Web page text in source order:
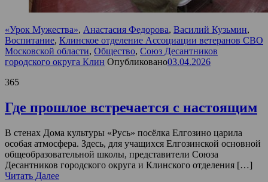
«Урок Мужества», Анастасия Федорова, Василий Кузьмин,
Воспитание, Клинское отделение Ассоциации ветеранов СВО
Московской области, Общество, Союз Десантников
городского округа Клин Опубликовано03.04.2026
365
Где прошлое встречается с настоящим
В стенах Дома культуры «Русь» посёлка Елгозино царила
особая атмосфера. Здесь, для учащихся Елгозинской основной
общеобразовательной школы, представители Союза
Десантников городского округа и Клинского отделения […]
Читать Далее